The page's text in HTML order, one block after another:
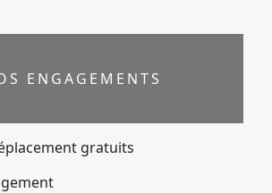
ENGAGEMENTS
gratuits